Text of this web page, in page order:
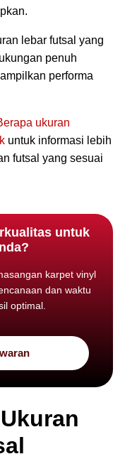
lebar futsal yang
penuh
performa
ukuran
untuk informasi lebih
futsal yang sesuai
untuk
karpet vinyl
dan waktu
optimal.